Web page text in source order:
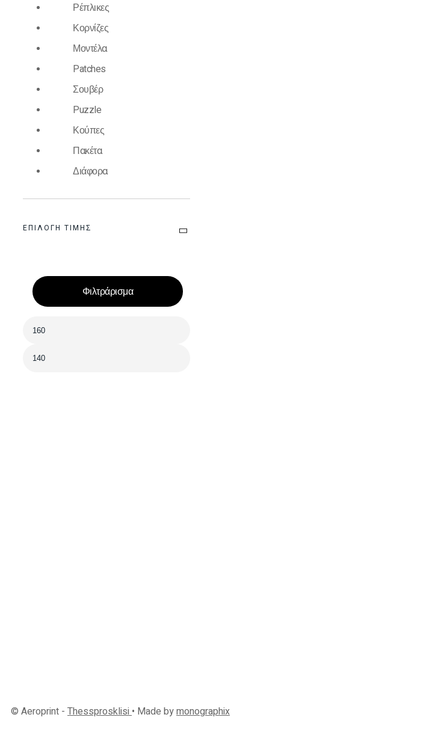
Ρέπλικες
Κορνίζες
Μοντέλα
Patches
Σουβέρ
Puzzle
Κούπες
Πακέτα
Διάφορα
ΕΠΙΛΟΓΉ ΤΙΜΉΣ
Φιλτράρισμα
© Aeroprint - Thessprosklisi • Made bymonographix